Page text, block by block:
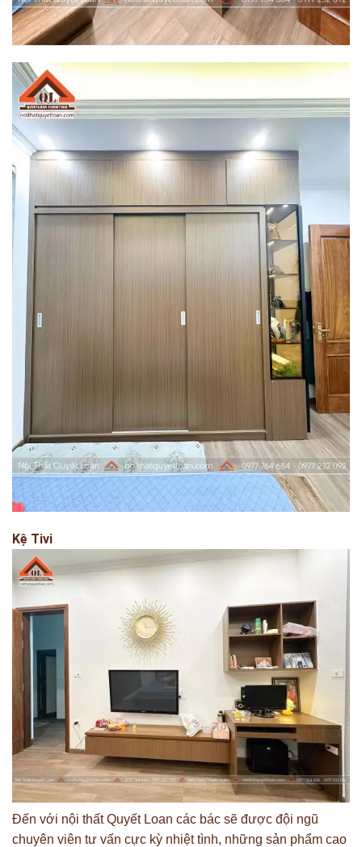
Kệ Tivi
Đến với nội thất Quyết Loan các bác sẽ được đội ngũ
chuyên viên tư vấn cực kỳ nhiệt tình, những sản phẩm cao